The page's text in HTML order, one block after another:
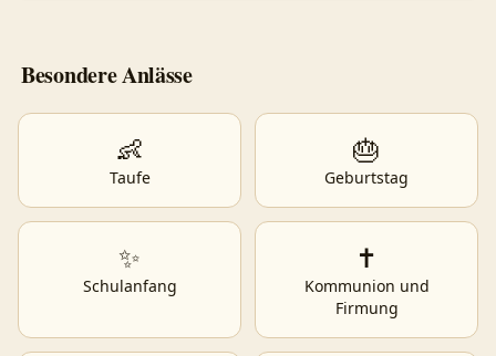
Besondere Anlässe
👶
Taufe
🎂
Geburtstag
✨
Schulanfang
✝️
Kommunion und
Firmung